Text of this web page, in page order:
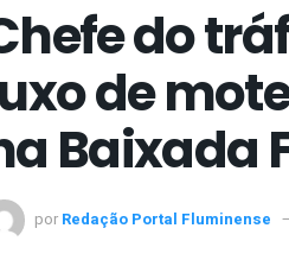
do
de
Baixada
por Redação Portal Fluminense